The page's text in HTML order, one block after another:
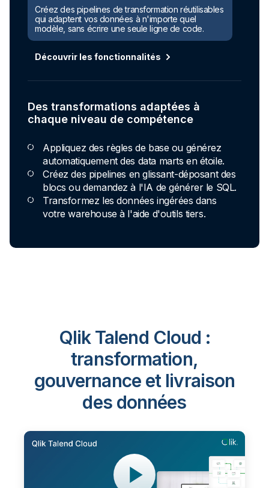
Créez des pipelines de transformation réutilisables
qui adaptent vos données à n'importe quel
modèle, sans écrire une seule ligne de code.
Découvrir les fonctionnalités
Des transformations adaptées à
chaque niveau de compétence
Appliquez des règles de base ou générez
automatiquement des data marts en étoile.
Créez des pipelines en glissant-déposant des
blocs ou demandez à l'IA de générer le SQL.
Transformez les données ingérées dans
votre warehouse à l'aide d'outils tiers.
Qlik Talend Cloud :
transformation,
gouvernance et livraison
des données